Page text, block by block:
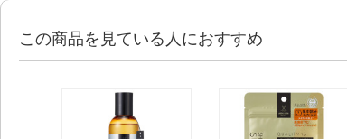
この商品を見ている人におすすめ